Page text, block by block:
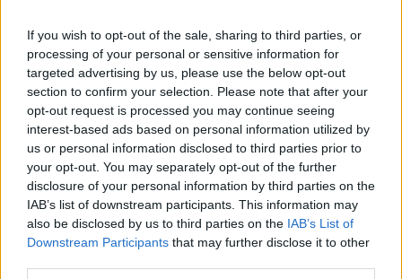
If you wish to opt-out of the sale, sharing to third parties, or
processing of your personal or sensitive information for
targeted advertising by us, please use the below opt-out
section to confirm your selection. Please note that after your
opt-out request is processed you may continue seeing
interest-based ads based on personal information utilized by
us or personal information disclosed to third parties prior to
your opt-out. You may separately opt-out of the further
disclosure of your personal information by third parties on the
IAB’s list of downstream participants. This information may
also be disclosed by us to third parties on the IAB’s List of
Downstream Participants that may further disclose it to other
NŐVERŐ SZOMBATHELYI FÉRFI ELLEN EMELT
VÁDAT AZ ÜGYÉSZSÉG
A férfi a nyílt utcán kezdte verni áldozatát.
Szólj hozzá!